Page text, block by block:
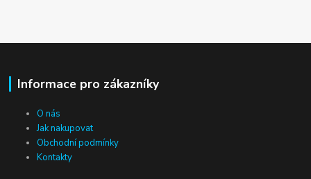
Informace pro zákazníky
O nás
Jak nakupovat
Obchodní podmínky
Kontakty